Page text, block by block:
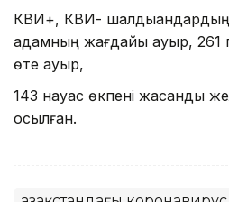
КВИ+, КВИ-
адамның жағдайы ауыр, 261
өте ауыр,
143 науқас өкпені жасанды
қосылған.